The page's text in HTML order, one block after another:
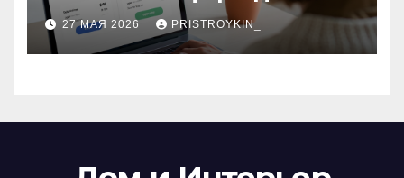
поиска авиабилетов и
железнодорожных
билетов
27 МАЯ 2026 PRISTROYKIN_